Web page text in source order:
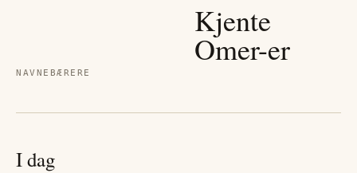
NAVNEBÆRERE
Kjente
Omer-er
I dag